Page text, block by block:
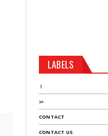
LABELS
।
১০
CONTACT
CONTACT US